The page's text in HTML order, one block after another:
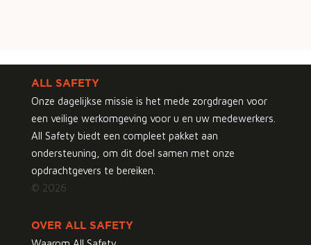
ALL SAFETY
Onze dagelijkse missie is het mede zorgdragen voor
een veilige werkomgeving voor u en uw medewerkers.
All Safety biedt een compleet pakket aan
ondersteuning, om dit doel samen met onze
opdrachtgevers te bereiken.
© 2026
OVER ALL SAFETY